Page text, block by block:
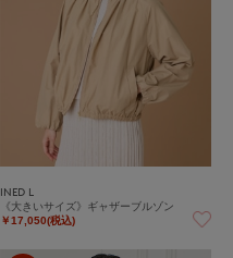
INED L
《大きいサイズ》ギャザーブルゾン
￥17,050(税込)